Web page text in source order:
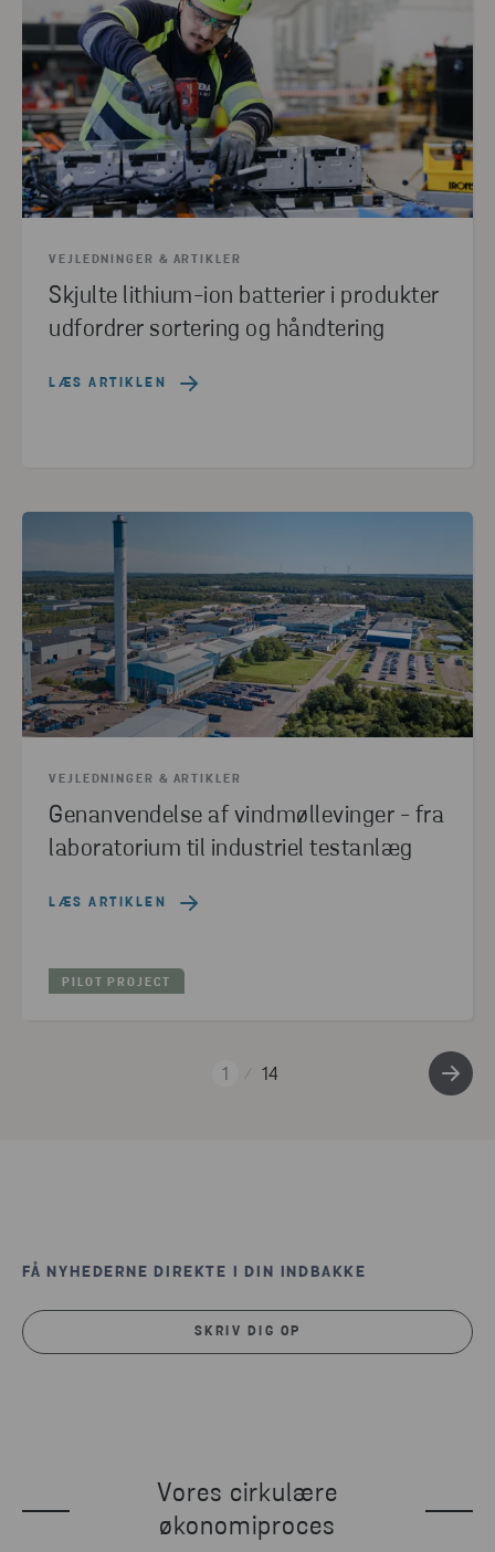
VEJLEDNINGER & ARTIKLER
Skjulte lithium-ion batterier i produkter
udfordrer sortering og håndtering
LÆS ARTIKLEN
VEJLEDNINGER & ARTIKLER
Genanvendelse af vindmøllevinger - fra
laboratorium til industriel testanlæg
LÆS ARTIKLEN
PILOT PROJECT
1 14
FÅ NYHEDERNE DIREKTE I DIN INDBAKKE
SKRIV DIG OP
Vores cirkulære
økonomiproces